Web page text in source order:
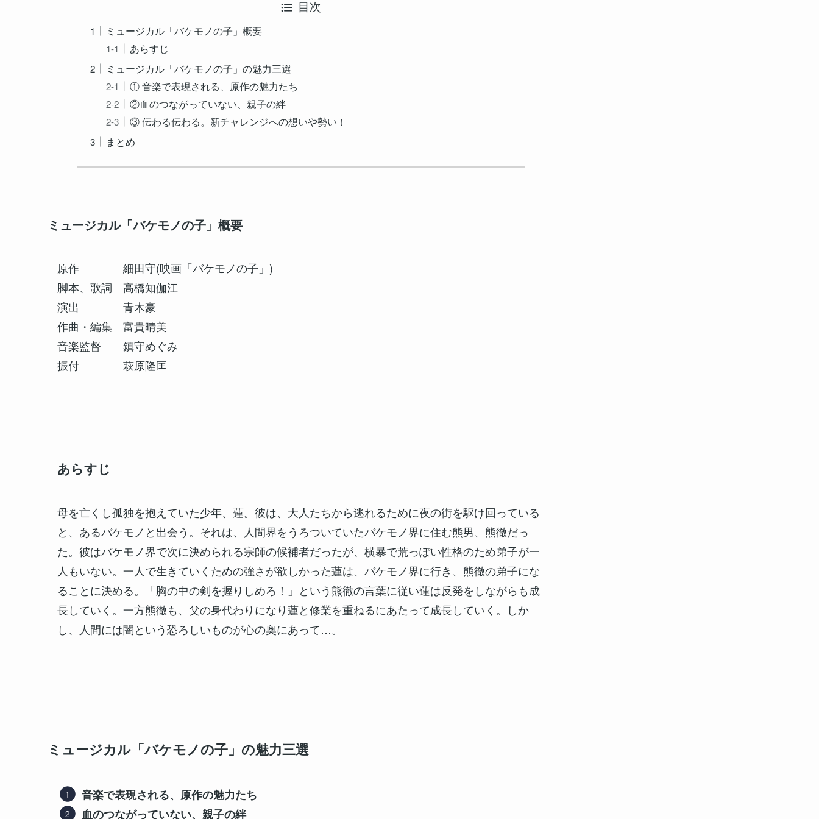
目次
ミュージカル「バケモノの子」概要
あらすじ
ミュージカル「バケモノの子」の魅力三選
① 音楽で表現される、原作の魅力たち
②血のつながっていない、親子の絆
③ 伝わる伝わる。新チャレンジへの想いや勢い！
まとめ
ミュージカル「バケモノの子」概要
原作 細田守(映画「バケモノの子」)
脚本、歌詞 高橋知伽江
演出 青木豪
作曲・編集 富貴晴美
音楽監督 鎮守めぐみ
振付 萩原隆匡
あらすじ
母を亡くし孤独を抱えていた少年、蓮。彼は、大人たちから逃れるために夜の街を駆け回っている
と、あるバケモノと出会う。それは、人間界をうろついていたバケモノ界に住む熊男、熊徹だっ
た。彼はバケモノ界で次に決められる宗師の候補者だったが、横暴で荒っぽい性格のため弟子が一
人もいない。一人で生きていくための強さが欲しかった蓮は、バケモノ界に行き、熊徹の弟子にな
ることに決める。「胸の中の剣を握りしめろ！」という熊徹の言葉に従い蓮は反発をしながらも成
長していく。一方熊徹も、父の身代わりになり蓮と修業を重ねるにあたって成長していく。しか
し、人間には闇という恐ろしいものが心の奥にあって…。
ミュージカル「バケモノの子」の魅力三選
音楽で表現される、原作の魅力たち
血のつながっていない、親子の絆